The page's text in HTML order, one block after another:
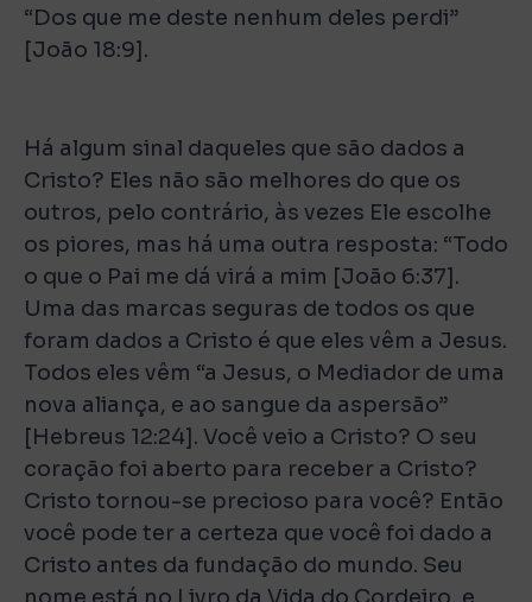
“Dos que me deste nenhum deles perdi”
[João 18:9].
Há algum sinal daqueles que são dados a
Cristo? Eles não são melhores do que os
outros, pelo contrário, às vezes Ele escolhe
os piores, mas há uma outra resposta: “Todo
o que o Pai me dá virá a mim [João 6:37].
Uma das marcas seguras de todos os que
foram dados a Cristo é que eles vêm a Jesus.
Todos eles vêm “a Jesus, o Mediador de uma
nova aliança, e ao sangue da aspersão”
[Hebreus 12:24]. Você veio a Cristo? O seu
coração foi aberto para receber a Cristo?
Cristo tornou-se precioso para você? Então
você pode ter a certeza que você foi dado a
Cristo antes da fundação do mundo. Seu
nome está no Livro da Vida do Cordeiro, e